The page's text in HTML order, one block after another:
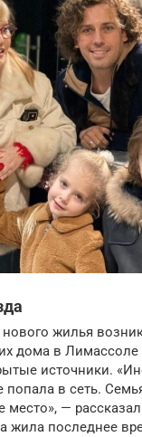
жилья
дома в
источники.
попала в сеть.
место», —
жила последнее